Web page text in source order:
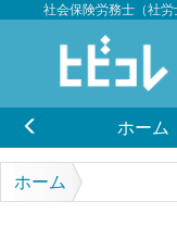
社会保険労務士（社
ホーム
ホーム